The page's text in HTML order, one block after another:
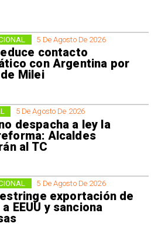
5 De Agosto De 2026
contacto
con Argentina por
Milei
5 De Agosto De 2026
despacha a ley la
Alcaldes
al TC
5 De Agosto De 2026
exportación de
EEUU y sanciona